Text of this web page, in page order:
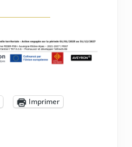
Imprimer